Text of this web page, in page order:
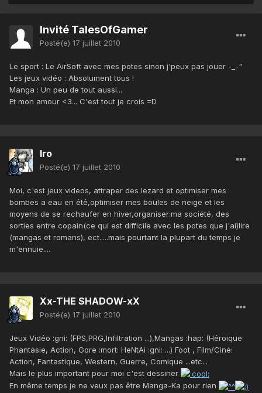
Invité TalesOfGamer
Posté(e) 17 juillet 2010
Le sport : Le AirSoft avec mes potes sinon j'peux pas jouer -_-"
Les jeux vidéo : Absolument tous !
Manga : Un peu de tout aussi...
Et mon amour <3... C'est tout je crois =D
Iro
Posté(e) 17 juillet 2010
Moi, c'est jeux videos, attraper des lezard et optimiser mes
bombes a eau en été,optimiser mes boules de neige et les
moyens de se rechaufer en hiver,organiser:ma société, des
sorties entre copain(ce qui est difficile avec les potes que j'ai)lire
(mangas et romans), ect.....mais pourtant la plupart du temps je
m'ennuie....
Xx-THE SHADOW-xX
Posté(e) 17 juillet 2010
Jeux Vidéo :gni: (FPS,PRG,Infiltration ...),Mangas :hap: (Héroique
Phantasie, Action, Gore :mort: HeNtAi :gni: ...) Foot , Film/Ciné:
Action, Fantastique, Western, Guerre, Comique ...etc...
Mais le plus important pour moi c'est dessiner
En même temps je ne veux pas être Manga-Ka pour rien